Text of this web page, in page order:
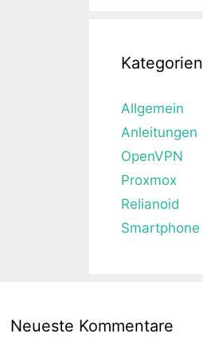
Kategorien
Allgemein
Anleitungen
OpenVPN
Proxmox
Relianoid
Smartphone
Neueste Kommentare